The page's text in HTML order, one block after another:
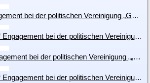
i6776: freies Engagement bei der politischen Vereinigung „Gemeinsam für Wien“
i6777: Kein „freies“ Engagement bei der politischen Vereinigung „Gemeinsam für Wien“
i6778: "freies" Engagement bei der politischen Vereinigung „„Aufbruch““
i6779: Kein „freies“ Engagement bei der politischen Vereinigung/Partei „„Aufbruch““